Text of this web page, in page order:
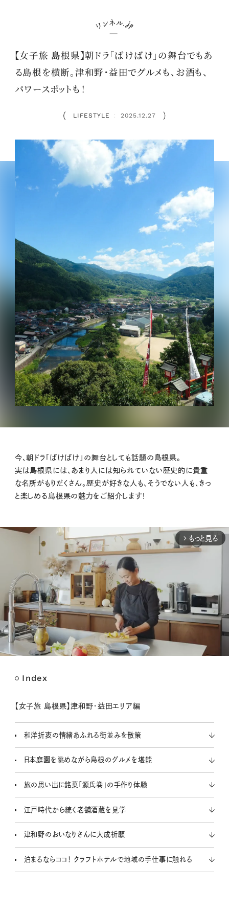
【女子旅 島根県】朝ドラ「ばけばけ」の舞台でもあ
る島根を横断。津和野・益田でグルメも、お酒も、
パワースポットも！
LIFESTYLE ： 2025.12.27
今、朝ドラ「ばけばけ」の舞台としても話題の島根県。
実は島根県には、あまり人には知られていない歴史的に貴重
な名所がもりだくさん。歴史が好きな人も、そうでない人も、きっ
と楽しめる島根県の魅力をご紹介します！
arrow_forward_ios もっと見る
Index
【女子旅 島根県】津和野・益田エリア編
和洋折衷の情緒あふれる街並みを散策
日本庭園を眺めながら島根のグルメを堪能
旅の思い出に銘菓「源氏巻」の手作り体験
江戸時代から続く老舗酒蔵を見学
津和野のおいなりさんに大成祈願
泊まるならココ！ クラフトホテルで地域の手仕事に触れる